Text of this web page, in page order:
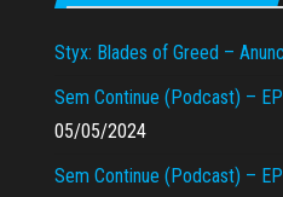
Styx: Blades of Greed –
Sem Continue (Podcast) –
05/05/2024
Sem Continue (Podcast) –